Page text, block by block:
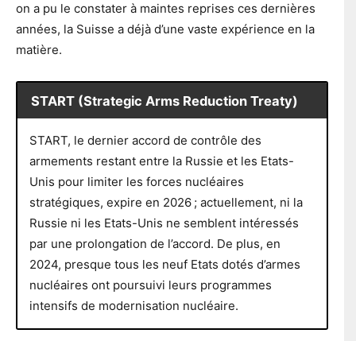
on a pu le constater à maintes reprises ces dernières
années, la Suisse a déjà d’une vaste expérience en la
matière.
START (Strategic Arms Reduction Treaty)
START, le dernier accord de contrôle des
armements restant entre la Russie et les Etats-
Unis pour limiter les forces nucléaires
stratégiques, expire en 2026 ; actuellement, ni la
Russie ni les Etats-Unis ne semblent intéressés
par une prolongation de l’accord. De plus, en
2024, presque tous les neuf Etats dotés d’armes
nucléaires ont poursuivi leurs programmes
intensifs de modernisation nucléaire.